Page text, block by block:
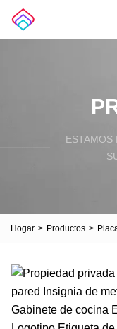
ESTAMOS
Hogar > Productos >